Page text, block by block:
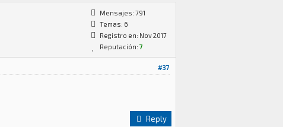
Mensajes: 791
Temas: 6
Registro en: Nov 2017
Reputación: 7
#37
Reply